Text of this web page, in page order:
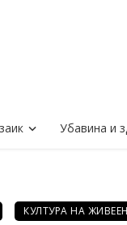
Убавина и
КУЛТУРА НА